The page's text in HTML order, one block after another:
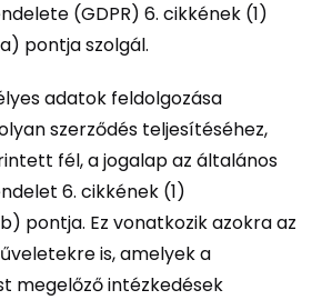
(GDPR) 6. cikkének (1)
pontja szolgál.
adatok feldolgozása
szerződés teljesítéséhez,
fél, a jogalap az általános
6. cikkének (1)
pontja. Ez vonatkozik azokra az
is, amelyek a
megelőző intézkedések